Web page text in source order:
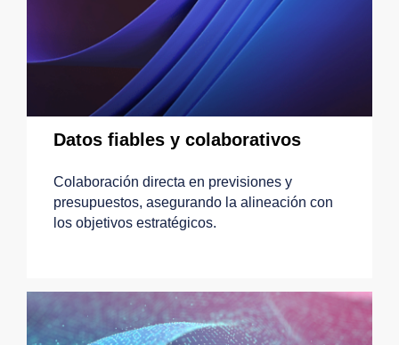
Datos fiables y colaborativos
Colaboración directa en previsiones y
presupuestos, asegurando la alineación con
los objetivos estratégicos.